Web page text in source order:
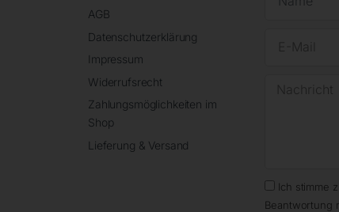
AGB
Datenschutzerklärung
Impressum
Widerrufsrecht
Zahlungsmöglichkeiten im
Shop
Lieferung & Versand
Ich stimme
Beantwortung